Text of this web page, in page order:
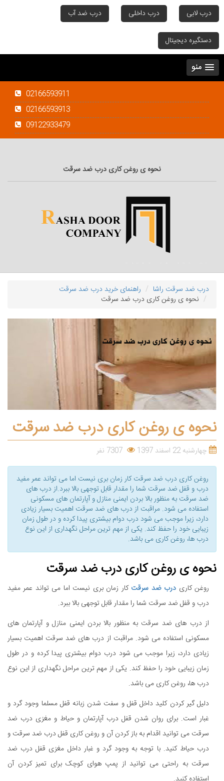
درب لابی درب داخلی درب ضد آب
دستگیره دیجیتال
منو
02166593911
02166593913
09122933479
نحوه ی روغن کاری درب ضد سرقت
درب ضد سرقت راشا
راهنمای خرید درب ضد سرقت
نحوه ی روغن کاری درب ضد سرقت
نحوه ی روغن کاری درب ضد سرقت
چهارشنبه 22 اسفند 1397
روغن کاری درب ضد سرقت کار زمان بری نیست اما می تواند عمر مفید
درب و قفل ضد سرقت شما را مقدار قابل توجهی بالا ببرد.از درب های
ضد سرقت به منظور بالا بردن ایمنی منازل و آپارتمان های مسکونی
استفاده می شود. مراقبت از درب های ضد سرقت اهمیت بسیار زیادی
دارد، زیرا موجب می شود درب دوام بیشتری پیدا کرده و در طول زمان
زیبایی خود را حفظ کند. یکی از مهم ترین مراحل نگهداری از این نوع
درب ها، روغن کاری می باشد.
نحوه ی روغن کاری درب ضد سرقت
روغن کاری درب ضد سرقت کار زمان بری نیست اما می تواند عمر مفید
درب و قفل ضد سرقت شما را مقدار قابل توجهی بالا ببرد.
از درب های ضد سرقت به منظور بالا بردن ایمنی منازل و آپارتمان های
مسکونی استفاده می شود. مراقبت از درب های ضد سرقت اهمیت بسیار
زیادی دارد، زیرا موجب می شود درب دوام بیشتری پیدا کرده و در طول
زمان زیبایی خود را حفظ کند. یکی از مهم ترین مراحل نگهداری از این نوع
درب ها، روغن کاری می باشد.
دلیل گیر کردن کلید داخل قفل و سفت شدن زبانه قفل مسلما وجود گرد و
غبار است. برای روان شدن قفل درب آپارتمان و حیاط و مغزی درب ضد
سرقت می توانید اقدام به باز کردن آن و روغن کاری قفل درب ضد سرقت و
درب حیاط کنید. با توجه به وجود گرد و غبار داخل مغزی قفل درب ضد
سرقت به راحتی می توانید از پمپ هوای کوچک برای تمیز کردن آن